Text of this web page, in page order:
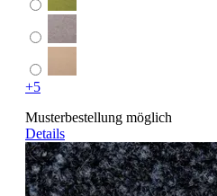
+5
Musterbestellung möglich
Details